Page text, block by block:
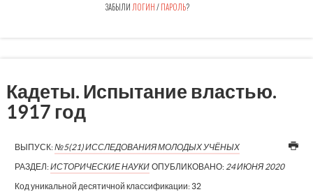
ЗАБЫЛИ ЛОГИН/ПАРОЛЬ?
Кадеты. Испытание властью.
1917 год
ВЫПУСК:№5(21) ИССЛЕДОВАНИЯ МОЛОДЫХ УЧЁНЫХ
РАЗДЕЛ:ИСТОРИЧЕСКИЕ НАУКИ ОПУБЛИКОВАНО: 24 ИЮНЯ 2020
Код уникальной десятичной классификации: 32